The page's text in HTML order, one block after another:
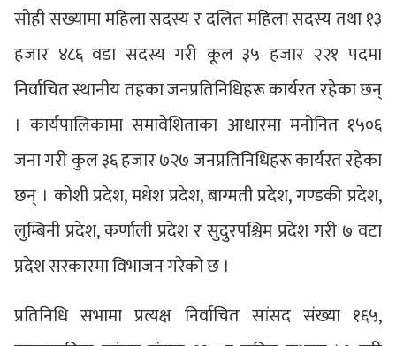
सोही सख्यामा महिला सदस्य र दलित महिला सदस्य तथा १३
हजार ४८६ वडा सदस्य गरी कूल ३५ हजार २२१ पदमा
निर्वाचित स्थानीय तहका जनप्रतिनिधिहरू कार्यरत रहेका छन्
। कार्यपालिकामा समावेशिताका आधारमा मनोनित १५०६
जना गरी कुल ३६ हजार ७२७ जनप्रतिनिधिहरू कार्यरत रहेका
छन् । कोशी प्रदेश, मधेश प्रदेश, बाग्मती प्रदेश, गण्डकी प्रदेश,
लुम्बिनी प्रदेश, कर्णाली प्रदेश र सुदुरपश्चिम प्रदेश गरी ७ वटा
प्रदेश सरकारमा विभाजन गरेको छ ।
प्रतिनिधि सभामा प्रत्यक्ष निर्वाचित सांसद संख्या १६५,